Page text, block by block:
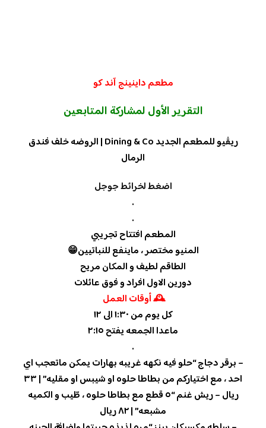
مطعم داينينج آند كو
التقرير الأول لمشاركة المتابعين
ريڤيو للمطعم الجديد Dining & Co | الروضه خلف فندق
الرمال
اضغط لخرائط جوجل
.
.
المطعم افتتاح تجريبي
المنيو مختصر ، ماينفع للنباتيين😁
الطاقم لطيف و المكان مريح
دورين الاول افراد و فوق عائلات
🕰 أوقات العمل
كل يوم من ١:٣٠ الى ١٢
ماعدا الجمعه يفتح ٢:١٥
.
– برقر دجاج “حلو فيه نكهه غريبه بهارات يمكن ماتعجب اي
احد ، مع اختياركم من بطاطا حلوه او شيبس او مقليه” | ٣٣
ريال – ريش غنم “٥ قطع مع بطاطا حلوه ، طّيب و الكميه
مشبعه” | ٨٢ ريال